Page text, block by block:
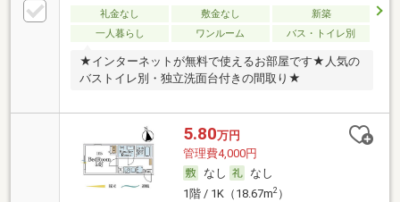
礼金なし 敷金なし
新築
一人暮らし
ワンルーム バス・トイレ別
★インターネットが無料で使えるお部屋です★人気の
バストイレ別・独立洗面台付きの間取り★
5.80万円
管理費4,000円
なし
なし
1階 / 1K（18.67m2）